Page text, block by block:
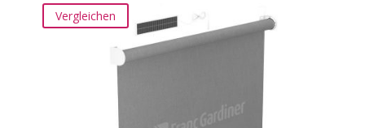
Vergleichen